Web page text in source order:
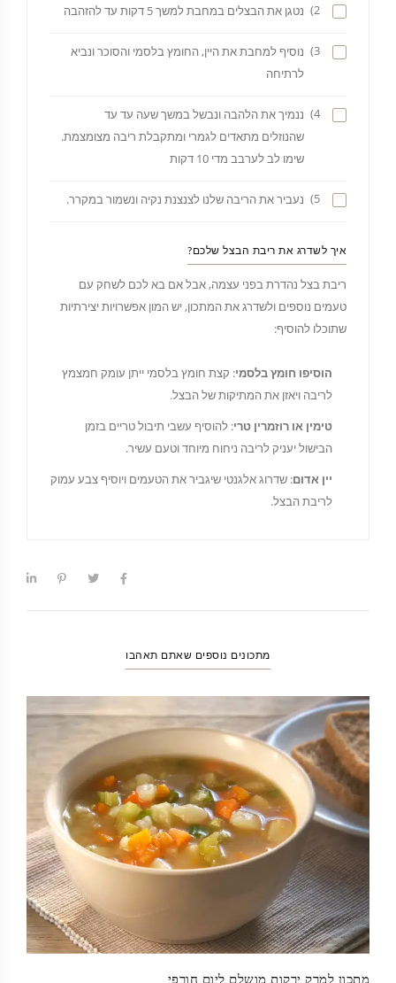
2) נטגן את הבצלים במחבת למשך 5 דקות עד להזהבה
3)
נוסיף למחבת את היין, החומץ בלסמי והסוכר ונביא
לרתיחה
4)
ננמיך את הלהבה ונבשל במשך שעה עד עד
שהנוזלים מתאדים לגמרי ומתקבלת ריבה מצומצמת.
שימו לב לערבב מדי 10 דקות
5) נעביר את הריבה שלנו לצנצנת נקיה ונשמור במקרר.
איך לשדרג את ריבת הבצל שלכם?
ריבת בצל נהדרת בפני עצמה, אבל אם בא לכם לשחק עם
טעמים נוספים ולשדרג את המתכון, יש המון אפשרויות יצירתיות
שתוכלו להוסיף:
הוסיפו חומץ בלסמי: קצת חומץ בלסמי ייתן עומק חמצמץ
לריבה ויאזן את המתיקות של הבצל.
טימין או רוזמרין טרי: להוסיף עשבי תיבול טריים בזמן
הבישול יעניק לריבה ניחוח מיוחד וטעם עשיר.
יין אדום: שדרוג אלגנטי שיגביר את הטעמים ויוסיף צבע עמוק
לריבת הבצל.
מתכונים נוספים שאתם תאהבו
מתכון למרק ירקות מושלם ליום חורפי